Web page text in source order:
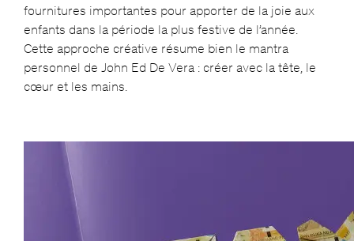
fournitures importantes pour apporter de la joie aux
enfants dans la période la plus festive de l’année.
Cette approche créative résume bien le mantra
personnel de John Ed De Vera : créer avec la tête, le
cœur et les mains.